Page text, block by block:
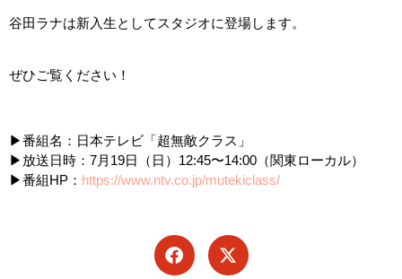
谷田ラナは新入生としてスタジオに登場します。
ぜひご覧ください！
▶︎番組名：日本テレビ「超無敵クラス」
▶︎放送日時：7月19日（日）12:45〜14:00（関東ローカル）
▶︎番組HP： https://www.ntv.co.jp/mutekiclass/